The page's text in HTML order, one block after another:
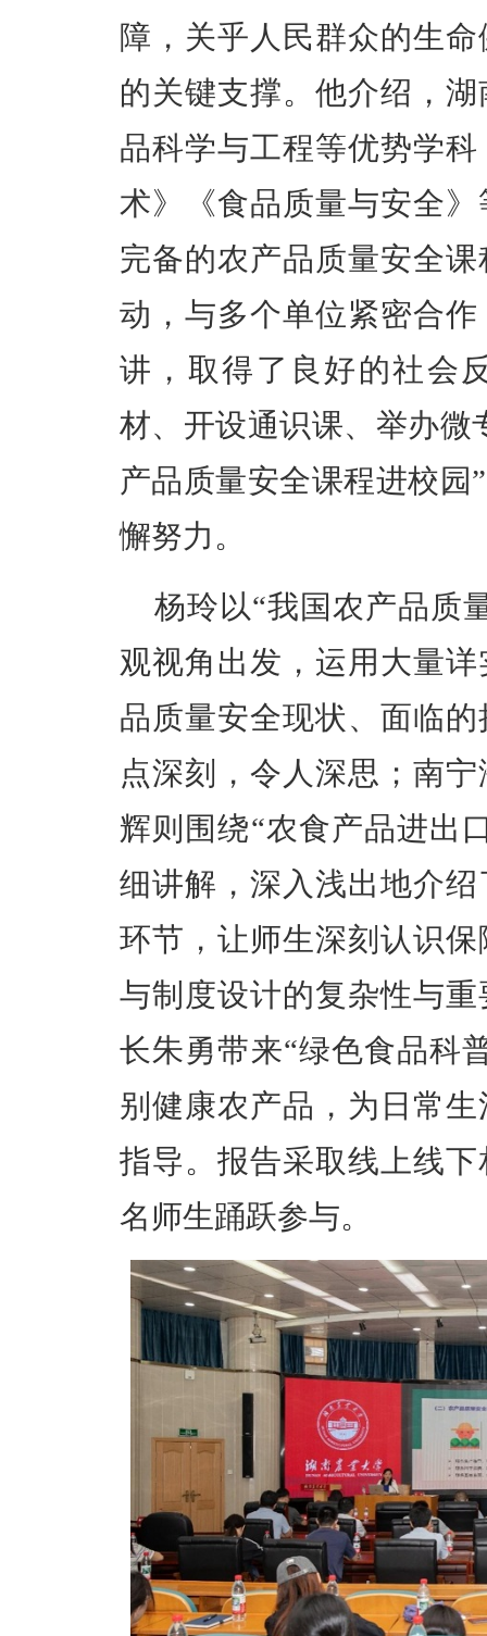
障，关乎人民群众的生
的关键支撑。他介绍，
品科学与工程等优势学
术》《食品质量与安全
完备的农产品质量安全
动，与多个单位紧密合
讲，取得了良好的社会
材、开设通识课、举办微
产品质量安全课程进校园
懈努力。
杨玲以“我国农产品质
观视角出发，运用大量
品质量安全现状、面临
点深刻，令人深思；南
辉则围绕“农食产品进出
细讲解，深入浅出地介
环节，让师生深刻认识
与制度设计的复杂性与
长朱勇带来“绿色食品科
别健康农产品，为日常
指导。报告采取线上线
名师生踊跃参与。